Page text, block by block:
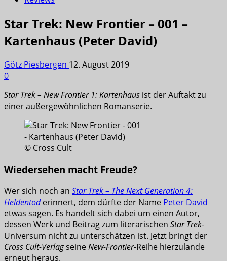
Star Trek: New Frontier – 001 –
Kartenhaus (Peter David)
Götz Piesbergen 12. August 2019
0
Star Trek – New Frontier 1: Kartenhaus ist der Auftakt zu
einer außergewöhnlichen Romanserie.
© Cross Cult
Wiedersehen macht Freude?
Wer sich noch an Star Trek – The Next Generation 4:
Heldentoderinnert, dem dürfte der Name Peter David
etwas sagen. Es handelt sich dabei um einen Autor,
dessen Werk und Beitrag zum literarischen Star Trek-
Universum nicht zu unterschätzen ist. Jetzt bringt der
Cross Cult-VerlagseineNew-Frontier-Reihe hierzulande
erneut heraus.